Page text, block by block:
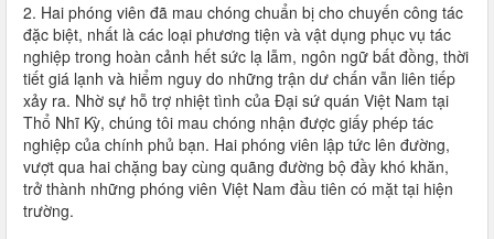
2. Hai phóng viên đã mau chóng chuẩn bị cho chuyến công tác
đặc biệt, nhất là các loại phương tiện và vật dụng phục vụ tác
nghiệp trong hoàn cảnh hết sức lạ lẫm, ngôn ngữ bất đồng, thời
tiết giá lạnh và hiểm nguy do những trận dư chấn vẫn liên tiếp
xảy ra. Nhờ sự hỗ trợ nhiệt tình của Đại sứ quán Việt Nam tại
Thổ Nhĩ Kỳ, chúng tôi mau chóng nhận được giấy phép tác
nghiệp của chính phủ bạn. Hai phóng viên lập tức lên đường,
vượt qua hai chặng bay cùng quãng đường bộ đầy khó khăn,
trở thành những phóng viên Việt Nam đầu tiên có mặt tại hiện
trường.